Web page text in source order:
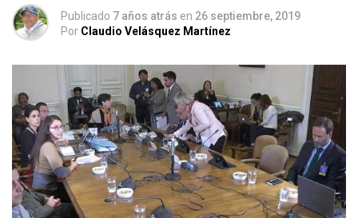
Publicado 7 años atrás en 26 septiembre, 2019
Por Claudio Velásquez Martínez